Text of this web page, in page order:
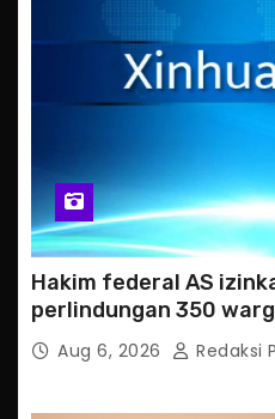
Hakim federal AS
perlindungan 350
Aug 6, 2026 Redaksi